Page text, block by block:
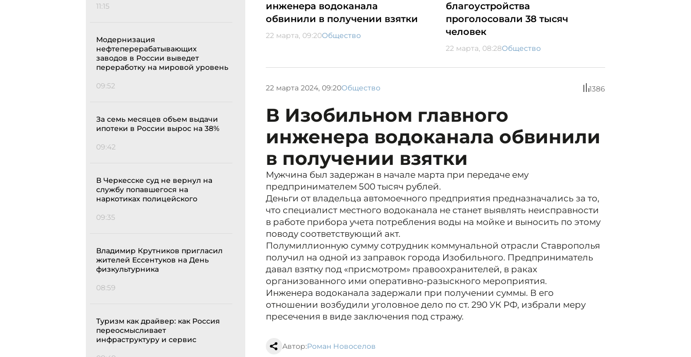
11:15
Модернизация
нефтеперерабатывающих
заводов в России выведет
переработку на мировой уровень
09:52
За семь месяцев объем выдачи
ипотеки в России вырос на 38%
09:42
В Черкесске суд не вернул на
службу попавшегося на
наркотиках полицейского
09:35
Владимир Крутников пригласил
жителей Ессентуков на День
физкультурника
08:59
Туризм как драйвер: как Россия
переосмысливает
инфраструктуру и сервис
инженера водоканала
обвинили в получении взятки
22 марта, 09:20Общество
благоустройства
проголосовали 38 тысяч
человек
22 марта, 08:28Общество
22 марта 2024, 09:20Общество 1386
В Изобильном главного
инженера водоканала обвинили
в получении взятки
Мужчина был задержан в начале марта при передаче ему
предпринимателем 500 тысяч рублей.
Деньги от владельца автомоечного предприятия предназначались за то,
что специалист местного водоканала не станет выявлять неисправности
в работе прибора учета потребления воды на мойке и выносить по этому
поводу соответствующий акт.
Полумиллионную сумму сотрудник коммунальной отрасли Ставрополья
получил на одной из заправок города Изобильного. Предприниматель
давал взятку под «присмотром» правоохранителей, в раках
организованного ими оперативно-разыскного мероприятия.
Инженера водоканала задержали при получении суммы. В его
отношении возбудили уголовное дело по ст. 290 УК РФ, избрали меру
пресечения в виде заключения под стражу.
Автор:Роман Новоселов